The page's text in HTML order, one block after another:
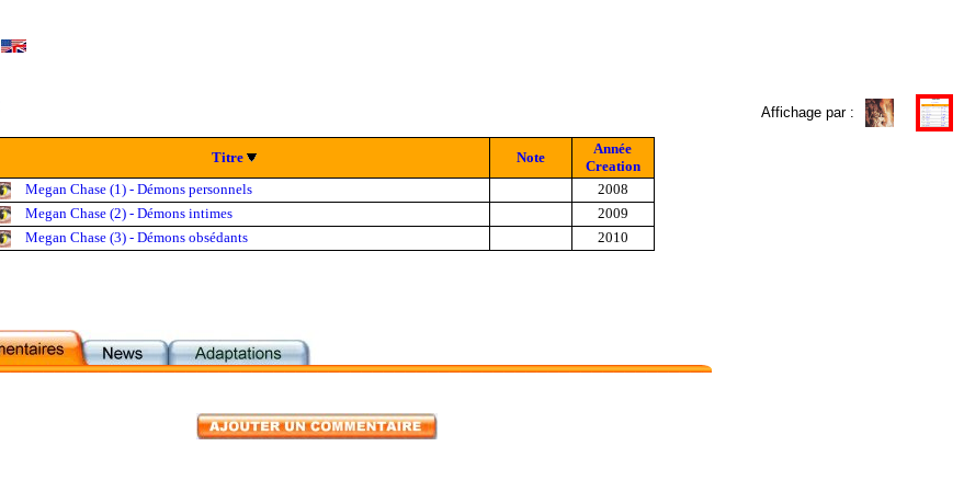
Affichage par :
Titre Note
Année
Creation
Megan Chase (1) - Démons personnels
2008
Megan Chase (2) - Démons intimes
2009
Megan Chase (3) - Démons obsédants
2010